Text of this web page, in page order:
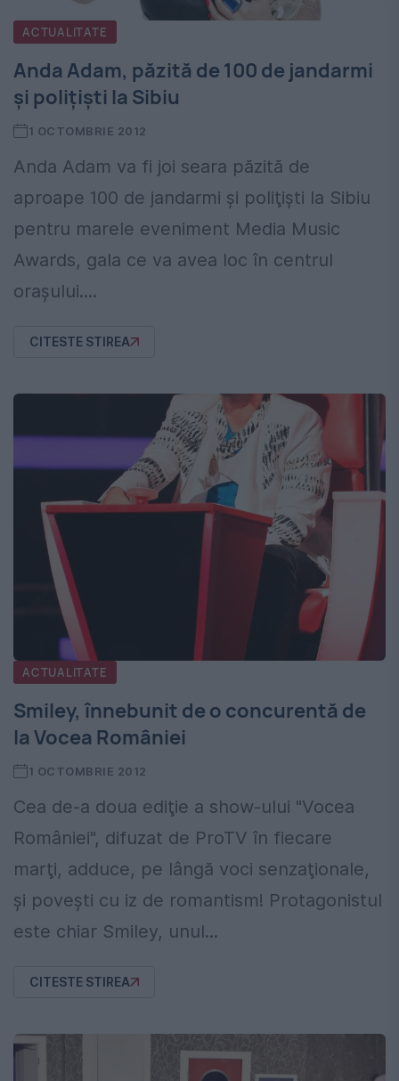
ACTUALITATE
Anda Adam, păzită de 100 de jandarmi
şi poliţişti la Sibiu
1 OCTOMBRIE 2012
Anda Adam va fi joi seara păzită de
aproape 100 de jandarmi şi poliţişti la Sibiu
pentru marele eveniment Media Music
Awards, gala ce va avea loc în centrul
oraşului....
CITESTE STIREA
ACTUALITATE
Smiley, înnebunit de o concurentă de
la Vocea României
1 OCTOMBRIE 2012
Cea de-a doua ediţie a show-ului "Vocea
României", difuzat de ProTV în fiecare
marţi, adduce, pe lângă voci senzaţionale,
şi poveşti cu iz de romantism! Protagonistul
este chiar Smiley, unul...
CITESTE STIREA